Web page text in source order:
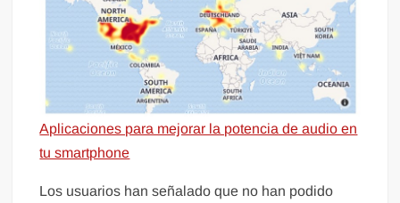
Aplicaciones para mejorar la potencia de audio en
tu smartphone
Los usuarios han señalado que no han podido